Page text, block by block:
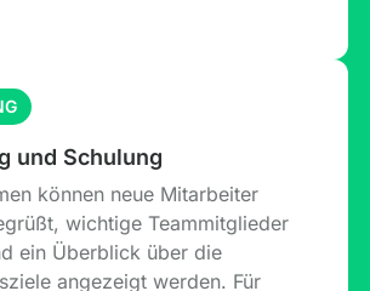
und Schulung
können neue Mitarbeiter
wichtige Teammitglieder
ein Überblick über die
angezeigt werden. Für